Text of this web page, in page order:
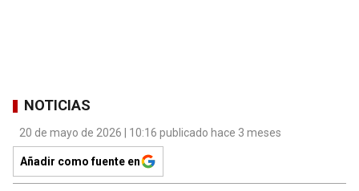
NOTICIAS
20 de mayo de 2026 | 10:16 publicado hace 3 meses
Añadir como fuente en